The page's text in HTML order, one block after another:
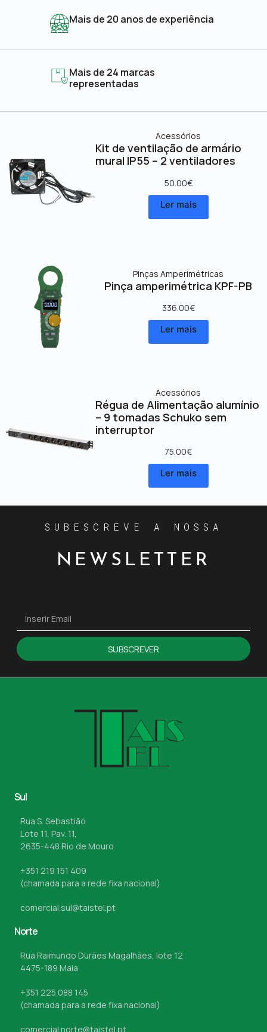
Mais de 20 anos de experiência
Mais de 24 marcas
representadas
Acessórios
Kit de ventilação de armário
mural IP55 – 2 ventiladores
50.00€
Ler mais
Pinças Amperimétricas
Pinça amperimétrica KPF-PB
336.00€
Ler mais
Acessórios
Régua de Alimentação alumínio
– 9 tomadas Schuko sem
interruptor
75.00€
Ler mais
SUBESCREVE A NOSSA
NEWSLETTER
SUBSCREVER
Sul
Rua S. Sebastião
Lote 11, Pav. 11,
2635-448 Rio de Mouro
+351 219 151 409
(chamada para a rede fixa nacional)
comercial.sul@taistel.pt
Norte
Rua Raimundo Durães Magalhães, lote 12
4475-189 Maia
+351 225 088 145
(chamada para a rede fixa nacional)
comercial.norte@taistel.pt